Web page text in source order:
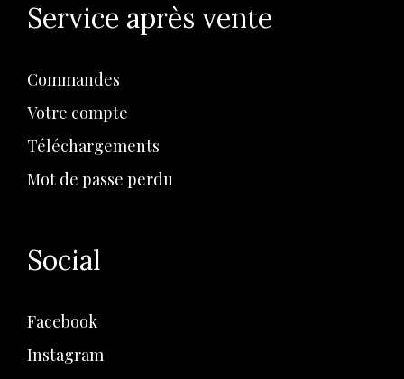
Service après vente
Commandes
Votre compte
Téléchargements
Mot de passe perdu
Social
Facebook
Instagram